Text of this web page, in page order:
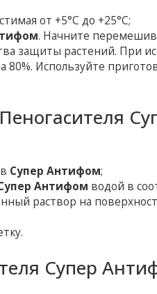
от +5°С до +25°С;
. Начните
защиты растений. При
80%. Используйте
Супер Антифом;
Антифом водой в
раствор на
Супер